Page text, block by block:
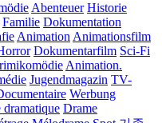
Abenteuer Historie
Familie Dokumentation
Animation Animationsfilm
Dokumentarfilm Sci-Fi
Animation.
Jugendmagazin TV-
Werbung
dramatique Drame